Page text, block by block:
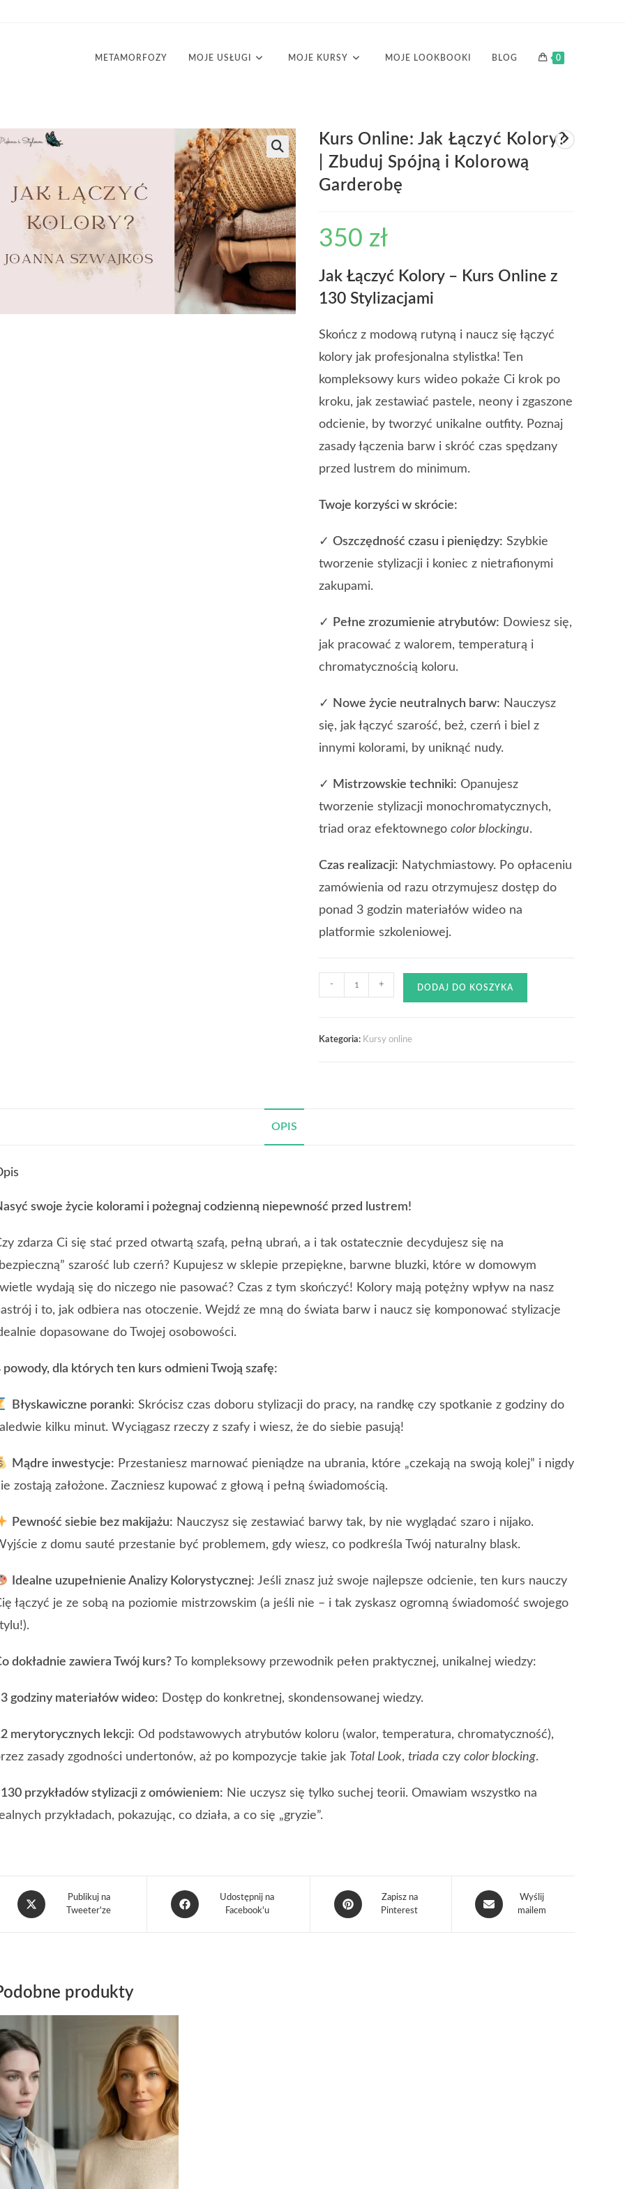
METAMORFOZY MOJE USŁUGI MOJE KURSY MOJE LOOKBOOKI BLOG 0
Kurs Online: Jak Łączyć Kolory?
| Zbuduj Spójną i Kolorową
Garderobę
350 zł
Jak Łączyć Kolory – Kurs Online z
130 Stylizacjami
Skończ z modową rutyną i naucz się łączyć
kolory jak profesjonalna stylistka! Ten
kompleksowy kurs wideo pokaże Ci krok po
kroku, jak zestawiać pastele, neony i zgaszone
odcienie, by tworzyć unikalne outfity. Poznaj
zasady łączenia barw i skróć czas spędzany
przed lustrem do minimum.
Twoje korzyści w skrócie:
✓Oszczędność czasu i pieniędzy: Szybkie
tworzenie stylizacji i koniec z nietrafionymi
zakupami.
✓ Pełne zrozumienie atrybutów: Dowiesz się,
jak pracować z walorem, temperaturą i
chromatycznością koloru.
✓ Nowe życie neutralnych barw: Nauczysz
się, jak łączyć szarość, beż, czerń i biel z
innymi kolorami, by uniknąć nudy.
✓ Mistrzowskie techniki: Opanujesz
tworzenie stylizacji monochromatycznych,
triad oraz efektownegocolor blockingu.
Czas realizacji: Natychmiastowy. Po opłaceniu
zamówienia od razu otrzymujesz dostęp do
ponad 3 godzin materiałów wideo na
platformie szkoleniowej.
- + DODAJ DO KOSZYKA
Kategoria: Kursy online
OPIS
swoje życie kolorami i pożegnaj codzienną niepewność przed lustrem!
zdarza Ci się stać przed otwartą szafą, pełną ubrań, a i tak ostatecznie decydujesz się na
szarość lub czerń? Kupujesz w sklepie przepiękne, barwne bluzki, które w domowym
wydają się do niczego nie pasować? Czas z tym skończyć! Kolory mają potężny wpływ na nasz
i to, jak odbiera nas otoczenie. Wejdź ze mną do świata barw i naucz się komponować stylizacje
dopasowane do Twojej osobowości.
powody, dla których ten kurs odmieni Twoją szafę:
Błyskawiczne poranki: Skrócisz czas doboru stylizacji do pracy, na randkę czy spotkanie z godziny do
kilku minut. Wyciągasz rzeczy z szafy i wiesz, że do siebie pasują!
Mądre inwestycje: Przestaniesz marnować pieniądze na ubrania, które „czekają na swoją kolej” i nigdy
zostają założone. Zaczniesz kupować z głową i pełną świadomością.
Pewność siebie bez makijażu: Nauczysz się zestawiać barwy tak, by nie wyglądać szaro i nijako.
z domu sauté przestanie być problemem, gdy wiesz, co podkreśla Twój naturalny blask.
Idealne uzupełnienie Analizy Kolorystycznej: Jeśli znasz już swoje najlepsze odcienie, ten kurs nauczy
łączyć je ze sobą na poziomie mistrzowskim (a jeśli nie – i tak zyskasz ogromną świadomość swojego
dokładnie zawiera Twój kurs? To kompleksowy przewodnik pełen praktycznej, unikalnej wiedzy:
godziny materiałów wideo: Dostęp do konkretnej, skondensowanej wiedzy.
merytorycznych lekcji: Od podstawowych atrybutów koloru (walor, temperatura, chromatyczność),
zasady zgodności undertonów, aż po kompozycje takie jak Total Look, triada czy color blocking.
przykładów stylizacji z omówieniem: Nie uczysz się tylko suchej teorii. Omawiam wszystko na
przykładach, pokazując, co działa, a co się „gryzie”.
Publikuj na
Tweeter'ze
Udostępnij na
Facebook'u
Zapisz na
Pinterest
Wyślij
mailem
produkty